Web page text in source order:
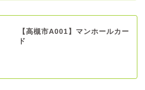
【高槻市A001】マンホールカー
ド